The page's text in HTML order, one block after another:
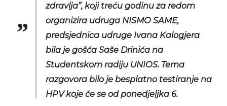
zdravlja”, koji treću godinu za redom
organizira udruga NISMO SAME,
predsjednica udruge Ivana Kalogjera
bila je gošća Saše Drinića na
Studentskom radiju UNIOS. Tema
razgovora bilo je besplatno testiranje na
HPV koje će se od ponedjeljka 6.